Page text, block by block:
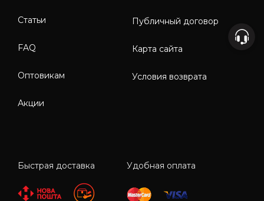
Статьи
FAQ
Оптовикам
Акции
Публичный договор
Карта сайта
Условия возврата
Быстрая доставка Удобная оплата